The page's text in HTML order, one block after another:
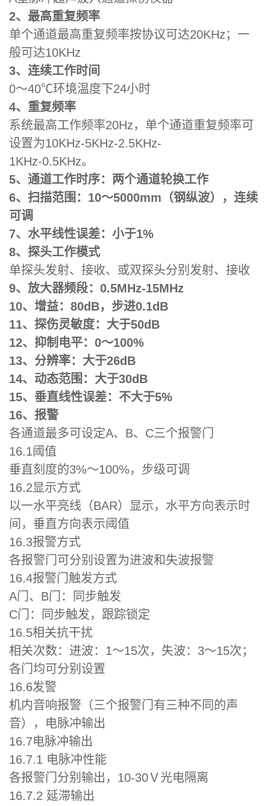
2、最高重复频率
单个通道最高重复频率按协议可达20KHz；一
般可达10KHz
3、连续工作时间
0～40℃环境温度下24小时
4、重复频率
系统最高工作频率20Hz，单个通道重复频率可
设置为10KHz-5KHz-2.5KHz-
1KHz-0.5KHz。
5、通道工作时序： 两个通道轮换工作
6、扫描范围：10～5000mm（钢纵波），连续
可调
7、水平线性误差：小于1%
8、探头工作模式
单探头发射、接收、或双探头分别发射、接收
9、放大器频段：0.5MHz-15MHz
10、增益：80dB，步进0.1dB
11、探伤灵敏度：大于50dB
12、抑制电平：0～100%
13、分辨率：大于26dB
14、动态范围：大于30dB
15、垂直线性误差：不大于5%
16、报警
各通道最多可设定A、B、C三个报警门
16.1阈值
垂直刻度的3%～100%，步级可调
16.2显示方式
以一水平亮线（BAR）显示，水平方向表示时
间，垂直方向表示阈值
16.3报警方式
各报警门可分别设置为进波和失波报警
16.4报警门触发方式
A门、B门：同步触发
C门：同步触发，跟踪锁定
16.5相关抗干扰
相关次数：进波：1～15次，失波：3～15次；
各门均可分别设置
16.6发警
机内音响报警（三个报警门有三种不同的声
音），电脉冲输出
16.7电脉冲输出
16.7.1 电脉冲性能
各报警门分别输出，10-30Ｖ光电隔离
16.7.2 延滞输出